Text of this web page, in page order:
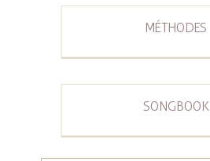
MÉTHODES
SONGBOOK